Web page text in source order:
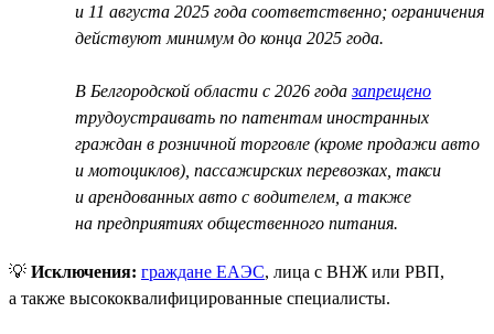
и 11 августа 2025 года соответственно; ограничения
действуют минимум до конца 2025 года.
В Белгородской области с 2026 годазапрещено
трудоустраивать по патентам иностранных
граждан в розничной торговле (кроме продажи авто
и мотоциклов), пассажирских перевозках, такси
и арендованных авто с водителем, а также
на предприятиях общественного питания.
💡 Исключения: граждане ЕАЭС, лица с ВНЖ или РВП,
а также высококвалифицированные специалисты.